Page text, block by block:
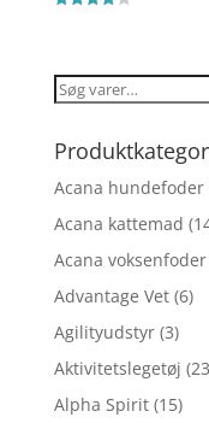
Søg
Acana hundefoder
Acana kattemad
Acana voksenfoder
Advantage Vet (6)
Agilityudstyr (3)
Aktivitetslegetøj
Alpha Spirit (15)